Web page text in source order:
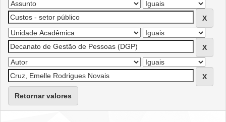
Retornar valores